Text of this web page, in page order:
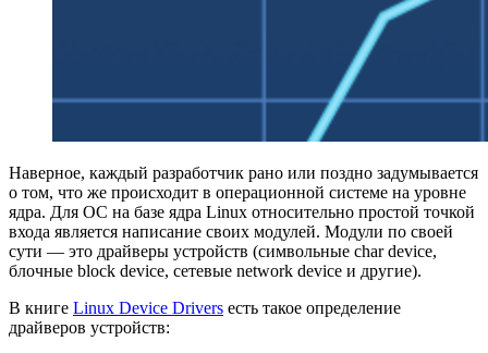
Наверное, каждый разработчик рано или поздно задумывается
о том, что же происходит в операционной системе на уровне
ядра. Для ОС на базе ядра Linux относительно простой точкой
входа является написание своих модулей. Модули по своей
сути — это драйверы устройств (символьные char device,
блочные block device, сетевые network device и другие).
В книге Linux Device Drivers есть такое определение
драйверов устройств: